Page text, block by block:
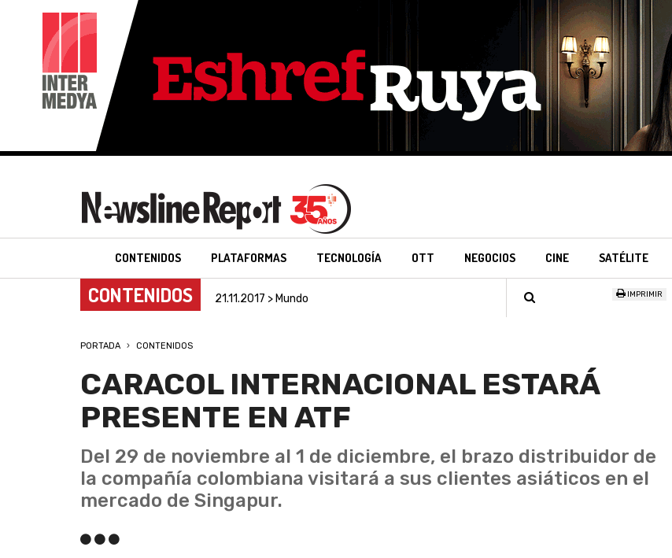
CONTENIDOS PLATAFORMAS TECNOLOGÍA OTT NEGOCIOS CINE SATÉLITE
CONTENIDOS 21.11.2017 > Mundo IMPRIMIR
PORTADA CONTENIDOS
CARACOL INTERNACIONAL ESTARÁ
PRESENTE EN ATF
Del 29 de noviembre al 1 de diciembre, el brazo distribuidor de
la compañía colombiana visitará a sus clientes asiáticos en el
mercado de Singapur.